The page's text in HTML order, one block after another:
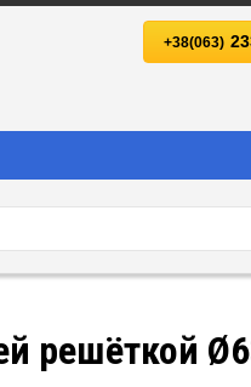
+38(063)
решёткой